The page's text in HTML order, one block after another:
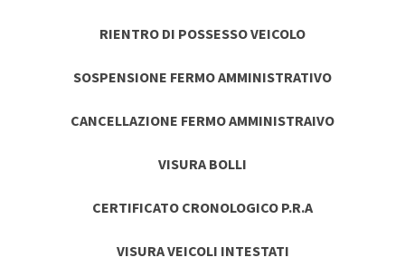
RIENTRO DI POSSESSO VEICOLO
SOSPENSIONE FERMO AMMINISTRATIVO
CANCELLAZIONE FERMO AMMINISTRAIVO
VISURA BOLLI
CERTIFICATO CRONOLOGICO P.R.A
VISURA VEICOLI INTESTATI